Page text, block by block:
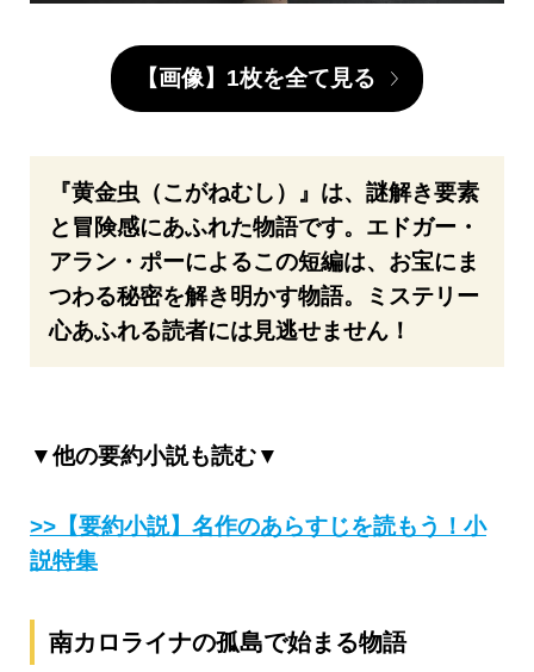
【画像】1枚を全て見る
『黄金虫（こがねむし）』は、謎解き要素
と冒険感にあふれた物語です。エドガー・
アラン・ポーによるこの短編は、お宝にま
つわる秘密を解き明かす物語。ミステリー
心あふれる読者には見逃せません！
▼他の要約小説も読む▼
>>【要約小説】名作のあらすじを読もう！小
説特集
南カロライナの孤島で始まる物語